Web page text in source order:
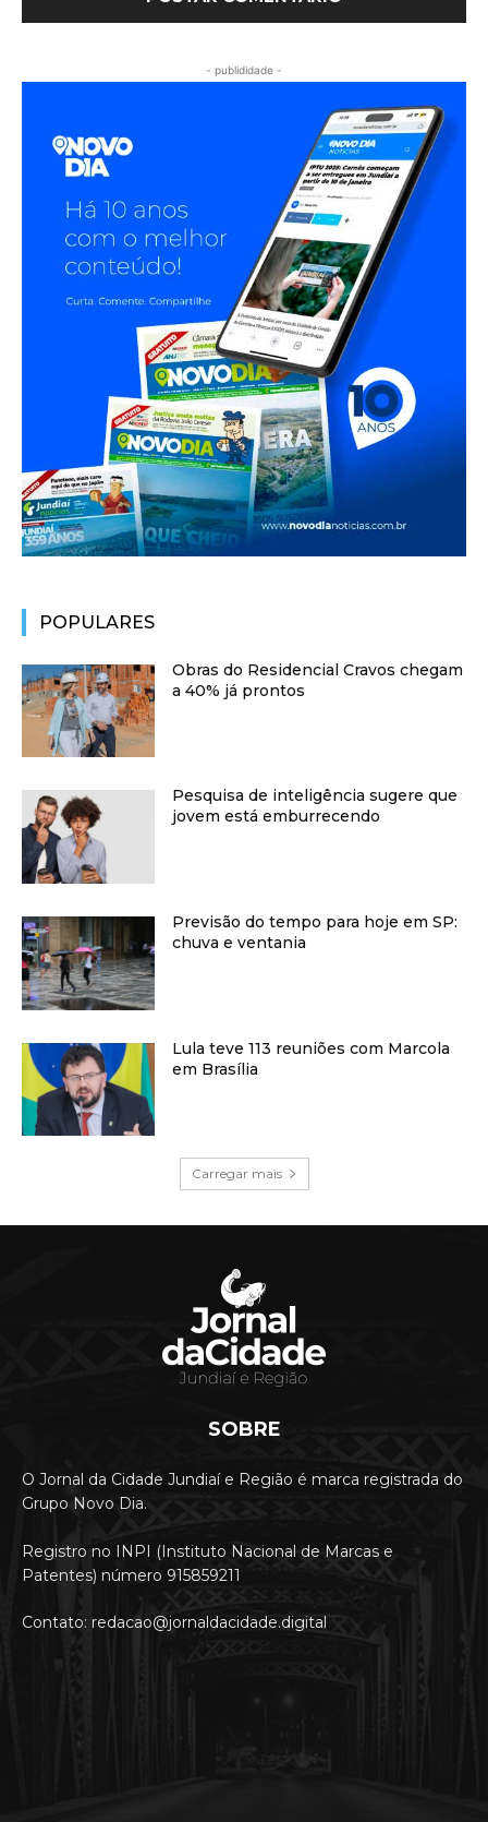
- publididade -
POPULARES
Obras do Residencial Cravos chegam
a 40% já prontos
Pesquisa de inteligência sugere que
jovem está emburrecendo
Previsão do tempo para hoje em SP:
chuva e ventania
Lula teve 113 reuniões com Marcola
em Brasília
Carregar mais
SOBRE
O Jornal da Cidade Jundiaí e Região é marca registrada do
Grupo Novo Dia.
Registro no INPI (Instituto Nacional de Marcas e
Patentes) número 915859211
Contato: redacao@jornaldacidade.digital